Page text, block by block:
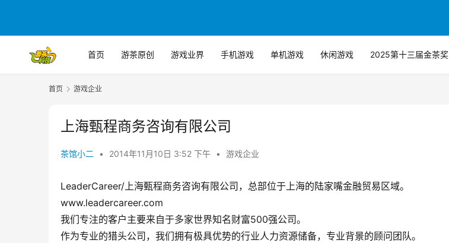
首页 游茶原创 游戏业界 手机游戏 单机游戏 休闲游戏 2025第十三届金茶奖
首页 游戏企业
上海甄程商务咨询有限公司
茶馆小二 • 2014年11月10日 3:52 下午 • 游戏企业
LeaderCareer/上海甄程商务咨询有限公司，总部位于上海的陆家嘴金融贸易区域。
www.leadercareer.com
我们专注的客户主要来自于多家世界知名财富500强公司。
作为专业的猎头公司，我们拥有极具优势的行业人力资源储备，专业背景的顾问团队。